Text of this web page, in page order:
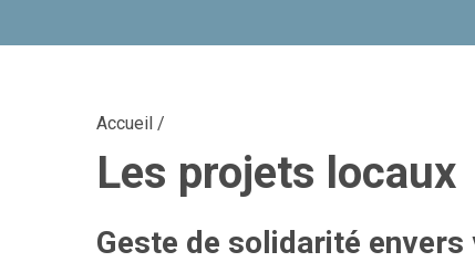
Accueil /
Les projets locaux
Geste de solidarité